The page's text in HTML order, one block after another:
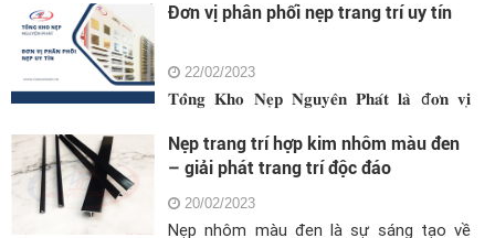
kích thước. Sản phẩm được sử
dụng phổ biến trong thi công
nội thất
bài viết cũng cung cấp những
bảo chất lượng và an toàn sức
cũng giới thiệu các ứng dụng
phổ biến của sản phẩm nẹp
thất.
Đơn vị phân phối nẹp trang trí uy tín
22/02/2023
𝐓𝐨̂̉𝐧𝐠 𝐊𝐡𝐨 𝐍𝐞̣𝐩 𝐍𝐠𝐮𝐲𝐞̂𝐧 𝐏𝐡𝐚́𝐭 𝐥𝐚̀ đ𝐨̛𝐧 𝐯𝐢̣
𝐭𝐫𝐚𝐧𝐠 𝐭𝐫𝐢́ 𝐡𝐚̀𝐧𝐠 đ𝐚̂̀𝐮 𝐭𝐚̣𝐢 𝐇𝐚̀ 𝐍𝐨̣̂𝐢 𝐯𝐚̀ 𝐤𝐡𝐮 𝐯𝐮̛̣𝐜
𝐦𝐢𝐞̂̀𝐧 𝐁𝐚̆́𝐜
Nẹp trang trí hợp kim nhôm màu đen
– giải phát trang trí độc đáo
20/02/2023
Nẹp nhôm màu đen là sự sáng tạo về